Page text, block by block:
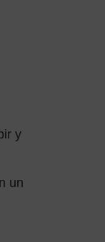
y
un